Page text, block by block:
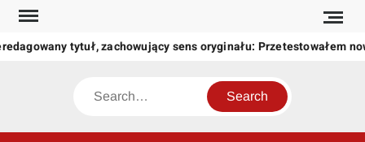
Skip
content
tytuł, zachowujący sens oryginału: Przetestowałem
Search